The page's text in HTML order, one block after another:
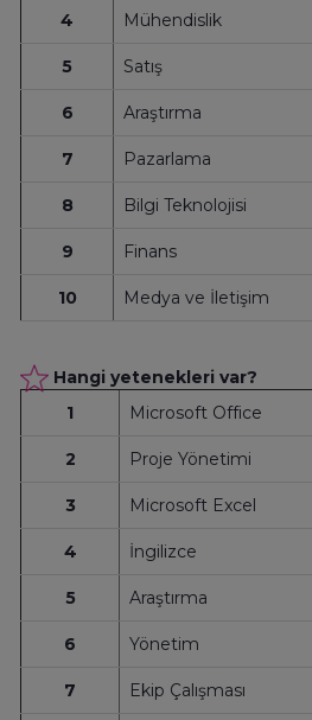
4 Mühendislik
5 Satış
6 Araştırma
7 Pazarlama
8 Bilgi Teknolojisi
9 Finans
10 Medya ve İletişim
Hangi yetenekleri var?
1
Microsoft Office
2 Proje Yönetimi
3 Microsoft Excel
4 İngilizce
5 Araştırma
6 Yönetim
7 Ekip Çalışması